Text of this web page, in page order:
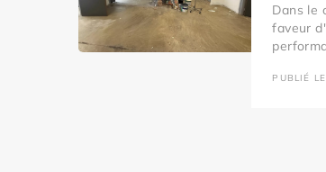
Dans le
faveur
PUBLIÉ